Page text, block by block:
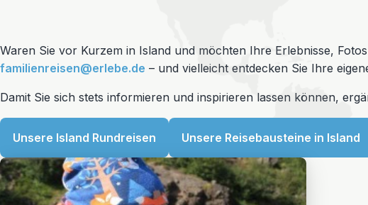
Waren Sie vor Kurzem in Island und möchten Ihre Erlebnisse,
familienreisen@erlebe.de – und vielleicht entdecken Sie Ihre
Damit Sie sich stets informieren und inspirieren lassen können,
Unsere Island Rundreisen Unsere Reisebausteine in Island